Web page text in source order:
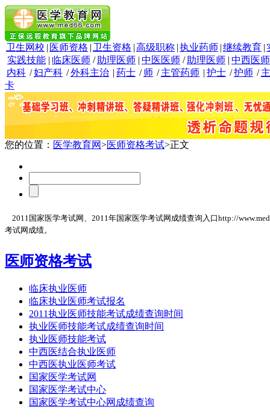
卫生网校 | 医师资格 | 卫生资格 |高级职称 |执业药师 |继续教育 |
实践技能 | 临床医师 / 助理医师 | 中医医师 / 助理医师 | 中西医师
内科 /妇产科 /外科主治 | 药士 / 师 / 主管药师 | 护士 /护师 /
卡
您的位置： 医学教育网>医师资格考试>正文
2011国家医学考试网、2011年国家医学考试网成绩查询入口http://
考试网成绩。
医师资格考试
临床执业医师
临床执业医师考试报名
2011执业医师技能考试成绩查询时间
执业医师技能考试成绩查询时间
执业医师技能考试
中西医结合执业医师
中西医执业医师考试
国家医学考试网
国家医学考试中心
国家医学考试中心网成绩查询